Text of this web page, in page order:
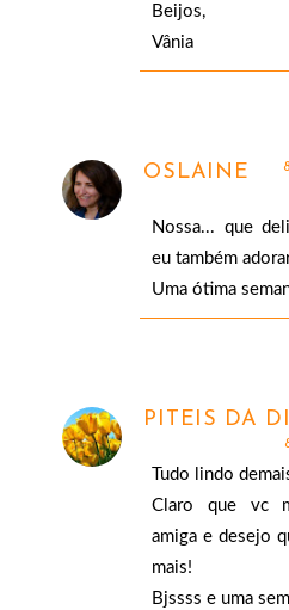
Beijos,
Vânia
OSLAINE
Nossa... que
eu também
Uma ótima
PITEIS DA
Tudo lindo
Claro que vc
amiga e desejo
mais!
Bjssss e uma